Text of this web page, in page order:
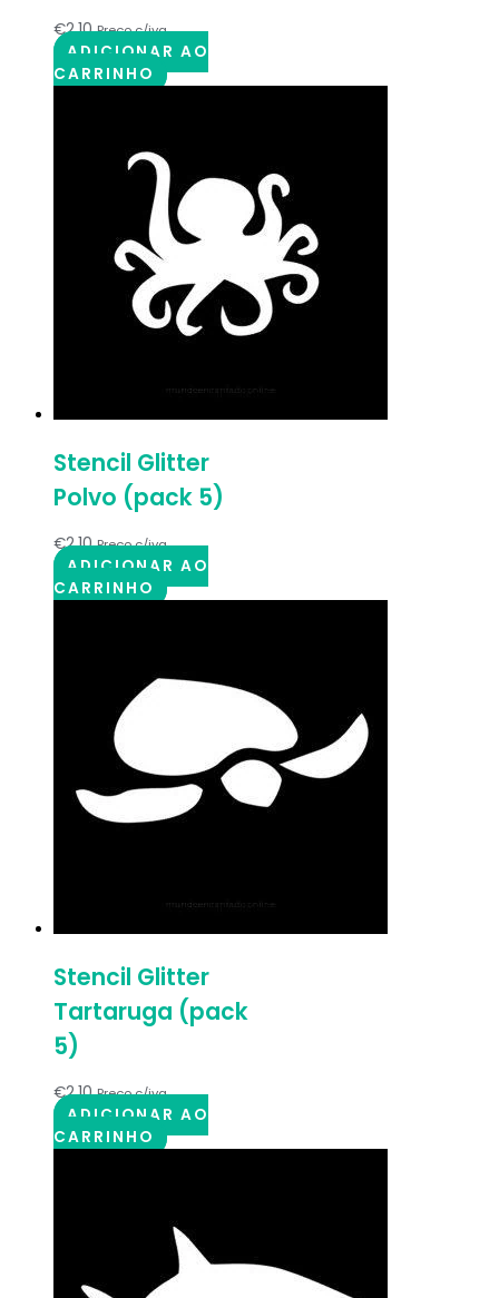
€2.10 Preço c/iva
ADICIONAR AO
CARRINHO
Stencil Glitter
Polvo (pack 5)
€2.10 Preço c/iva
ADICIONAR AO
CARRINHO
Stencil Glitter
Tartaruga (pack
5)
€2.10 Preço c/iva
ADICIONAR AO
CARRINHO